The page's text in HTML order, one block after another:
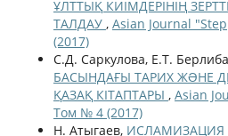
ҰЛТТЫҚ КИІМДЕРІНІҢ
ТАЛДАУ , Asian Journal
(2017)
С.Д. Саркулова, Е.Т.
БАСЫНДАҒЫ ТАРИХ ЖƏНЕ
ҚАЗАҚ КІТАПТАРЫ , Asian
Том № 4 (2017)
Н. Атыгаев, ИСЛАМИЗАЦИЯ